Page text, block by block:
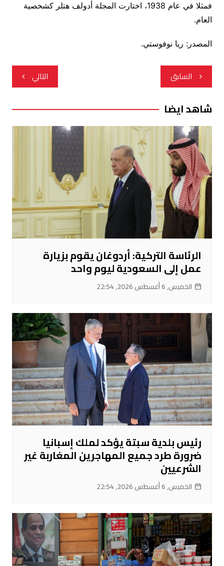
فمثلا في عام 1938، اختارت المجلة أدولف هتلر كشخصية
العام.
المصدر: ريا نوفوستي.
تصفّح
المقالات
السابق التالي
شاهد ايضا
الرئاسة التركية: أردوغان يقوم بزيارة
عمل إلى السعودية ليوم واحد
الخميس, 6 أغسطس 2026, 22:54
رئيس بلدية سبتة يؤكد لملك إسبانيا
ضرورة طرد جميع المهاجرين المغاربة غير
الشرعيين
الخميس, 6 أغسطس 2026, 22:54